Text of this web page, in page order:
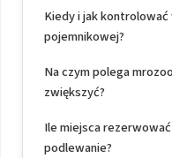
Kiedy i jak
pojemnikowej?
Na czym polega
zwiększyć?
Ile miejsca
podlewanie?